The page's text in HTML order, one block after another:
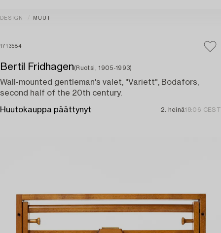
DESIGN MUUT
1713584
Bertil Fridhagen(Ruotsi, 1905-1993)
Wall-mounted gentleman's valet, "Variett", Bodafors,
second half of the 20th century.
Huutokauppa päättynyt 2. heinä18:06 CEST